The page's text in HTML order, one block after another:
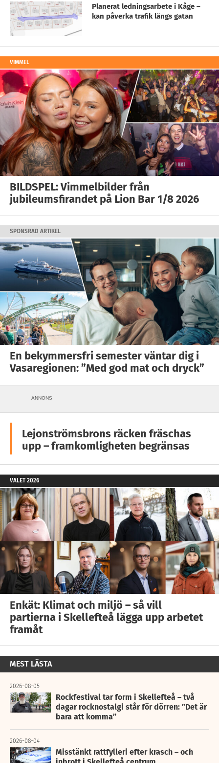
Planerat ledningsarbete i Kåge –
kan påverka trafik längs gatan
VIMMEL
BILDSPEL: Vimmelbilder från
jubileumsfirandet på Lion Bar 1/8 2026
SPONSRAD ARTIKEL
En bekymmersfri semester väntar dig i
Vasaregionen: ”Med god mat och dryck”
ANNONS
Lejonströmsbrons räcken fräschas
upp – framkomligheten begränsas
VALET 2026
Enkät: Klimat och miljö – så vill
partierna i Skellefteå lägga upp arbetet
framåt
MEST LÄSTA
2026-08-05
Rockfestival tar form i Skellefteå – två
dagar rocknostalgi står för dörren: ”Det är
bara att komma”
2026-08-04
Misstänkt rattfylleri efter krasch – och